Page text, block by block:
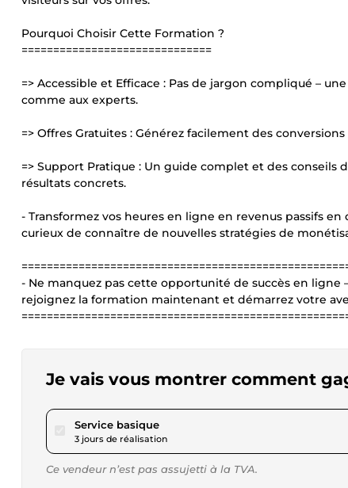
Pourquoi Choisir Cette Formation ?
==============================
=> Accessible et Efficace : Pas de jargon compliqué –
comme aux experts.
=> Offres Gratuites : Générez facilement des
=> Support Pratique : Un guide complet et des conseils
résultats concrets.
- Transformez vos heures en ligne en revenus passifs
curieux de connaître de nouvelles stratégies de
- Ne manquez pas cette opportunité de succès en ligne
rejoignez la formation maintenant et démarrez votre
Je vais vous montrer comment
Service basiquepour 28,81 $US
3 jours de réalisation
Ce vendeur n’est pas assujetti à la TVA.